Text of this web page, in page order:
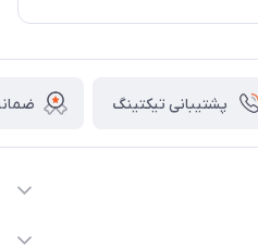
پشتیبانی تیکتینگ